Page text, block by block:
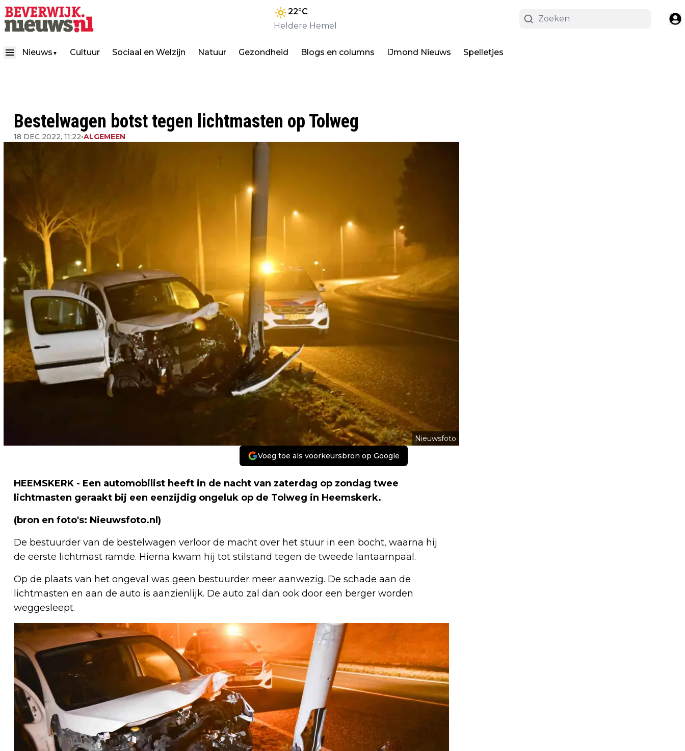
22°C
Heldere Hemel
Nieuws ▼ Cultuur Sociaal en Welzijn Natuur Gezondheid Blogs en columns IJmond Nieuws Spelletjes
Bestelwagen botst tegen lichtmasten op Tolweg
18 DEC 2022, 11:22•ALGEMEEN
Nieuwsfoto
Voeg toe als voorkeursbron op Google
HEEMSKERK - Een automobilist heeft in de nacht van zaterdag op zondag twee
lichtmasten geraakt bij een eenzijdig ongeluk op de Tolweg in Heemskerk.
(bron en foto's: Nieuwsfoto.nl)
De bestuurder van de bestelwagen verloor de macht over het stuur in een bocht, waarna hij
de eerste lichtmast ramde. Hierna kwam hij tot stilstand tegen de tweede lantaarnpaal.
Op de plaats van het ongeval was geen bestuurder meer aanwezig. De schade aan de
lichtmasten en aan de auto is aanzienlijk. De auto zal dan ook door een berger worden
weggesleept.